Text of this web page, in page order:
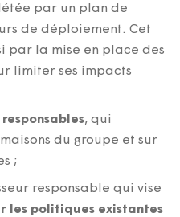
par un plan de
de déploiement. Cet
par la mise en place des
limiter ses impacts
, qui
du groupe et sur
;
responsable qui vise
les politiques existantes